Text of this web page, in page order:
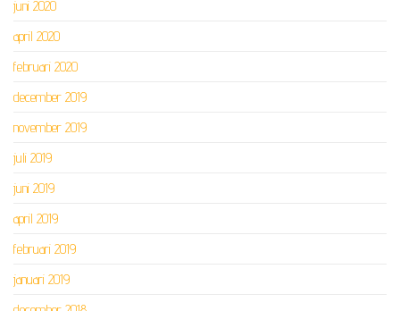
juni 2020
april 2020
februari 2020
december 2019
november 2019
juli 2019
juni 2019
april 2019
februari 2019
januari 2019